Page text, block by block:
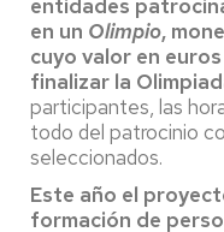
entidades
en un Olimpio,
cuyo valor en
finalizar la
participantes, las
todo del patrocinio
seleccionados.
Este año el
formación de